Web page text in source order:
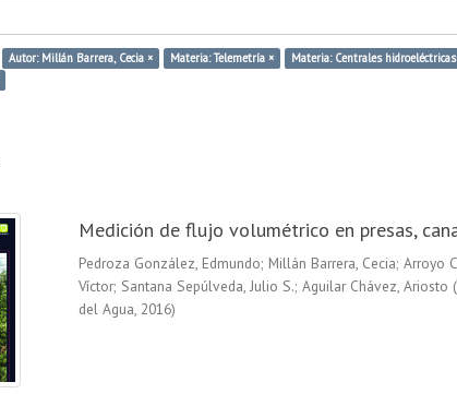
Autor: Millán Barrera, Cecia × Materia: Telemetría × Materia: Centrales
Medición de flujo volumétrico en presas,
Pedroza González, Edmundo; Millán Barrera, Cecia; Arroyo
Víctor; Santana Sepúlveda, Julio S.; Aguilar Chávez, Ariosto (
del Agua, 2016)